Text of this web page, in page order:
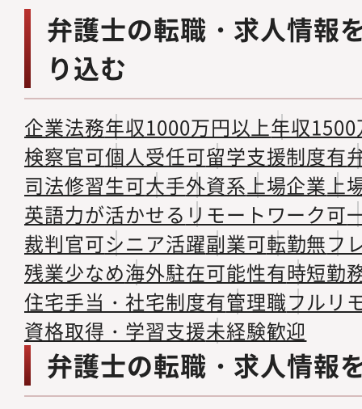
弁護士の転職・求人情報
り込む
企業法務年収1000万円以上年収
検察官可個人受任可留学支援制度有
司法修習生可大手外資系上場企業上
英語力が活かせる リモートワーク可
裁判官可シニア活躍副業可転勤無フ
残業少なめ海外駐在可能性有時短勤
住宅手当・社宅制度有管理職フルリ
資格取得・学習支援未経験歓迎
弁護士の転職・求人情報